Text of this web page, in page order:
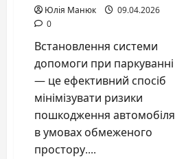
Юлія Манюк
09.04.2026
0
Встановлення системи
допомоги при паркуванні
— це ефективний спосіб
мінімізувати ризики
пошкодження автомобіля
в умовах обмеженого
простору....